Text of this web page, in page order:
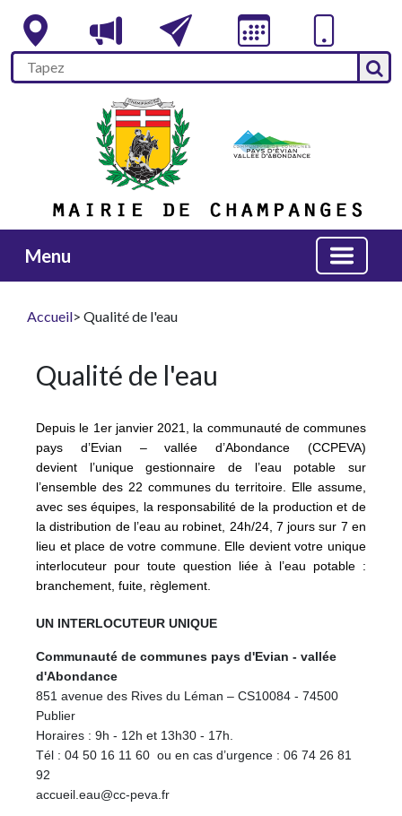
Menu
Accueil> Qualité de l'eau
Qualité de l'eau
Depuis le 1er janvier 2021, la communauté de communes
pays d’Evian – vallée d’Abondance (CCPEVA)
devient l’unique gestionnaire de l’eau potable sur
l’ensemble des 22 communes du territoire. Elle assume,
avec ses équipes, la responsabilité de la production et de
la distribution de l’eau au robinet, 24h/24, 7 jours sur 7 en
lieu et place de votre commune. Elle devient votre unique
interlocuteur pour toute question liée à l’eau potable :
branchement, fuite, règlement.
UN INTERLOCUTEUR UNIQUE
Communauté de communes pays d'Evian - vallée
d'Abondance
851 avenue des Rives du Léman – CS10084 - 74500
Publier
Horaires : 9h - 12h et 13h30 - 17h.
Tél : 04 50 16 11 60 ou en cas d’urgence : 06 74 26 81
92
accueil.eau@cc-peva.fr